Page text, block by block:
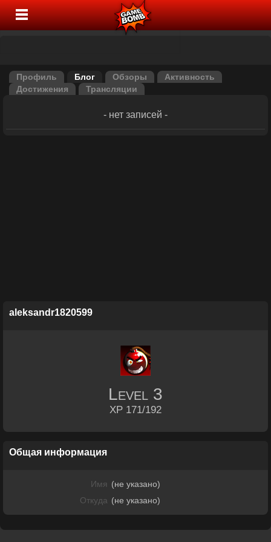
Профиль Блог Обзоры
Активность
Достижения
Трансляции
- нет записей -
aleksandr1820599
Level 3
XP 171/192
Общая информация
Имя (не указано)
Откуда (не указано)